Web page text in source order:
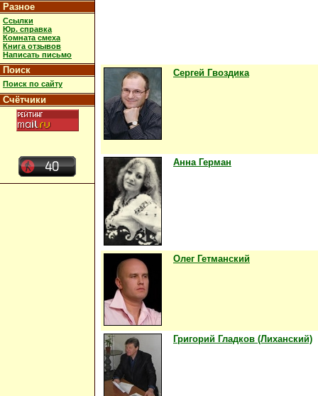
Разное
Ссылки
Юр. справка
Комната смеха
Книга отзывов
Написать письмо
Поиск
Поиск по сайту
Счётчики
Сергей Гвоздика
Анна Герман
Олег Гетманский
Григорий Гладков (Лиханский)